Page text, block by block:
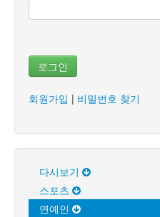
로그인
회원가입 | 비밀번호 찾기
다시보기
스포츠
연예인